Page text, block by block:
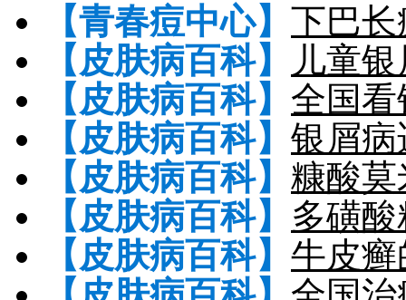
【青春痘中心】 下巴
【皮肤病百科】
儿童
【皮肤病百科】 全国
【皮肤病百科】 银屑
【皮肤病百科】 糠酸
【皮肤病百科】 多磺
【皮肤病百科】 牛皮